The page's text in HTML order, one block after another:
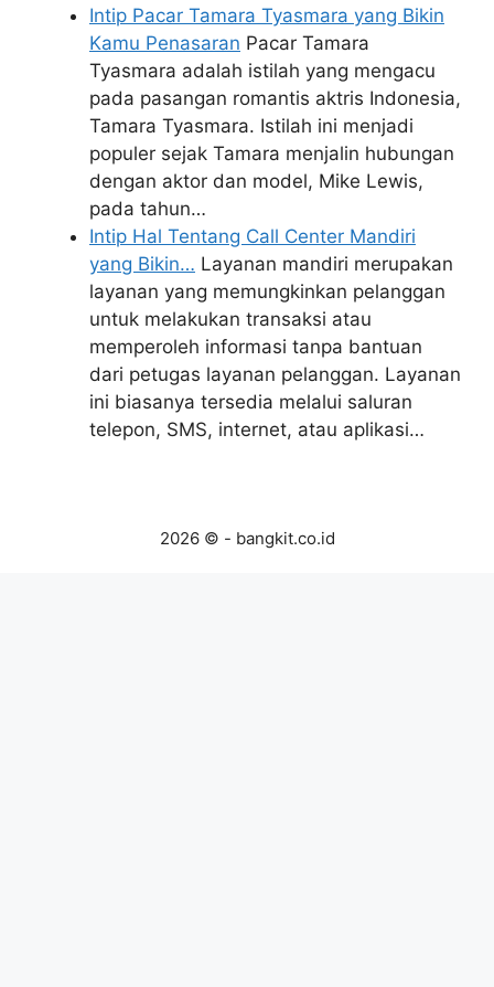
Intip Pacar Tamara Tyasmara yang Bikin
Kamu Penasaran Pacar Tamara
Tyasmara adalah istilah yang mengacu
pada pasangan romantis aktris Indonesia,
Tamara Tyasmara. Istilah ini menjadi
populer sejak Tamara menjalin hubungan
dengan aktor dan model, Mike Lewis,
pada tahun…
Intip Hal Tentang Call Center Mandiri
yang Bikin… Layanan mandiri merupakan
layanan yang memungkinkan pelanggan
untuk melakukan transaksi atau
memperoleh informasi tanpa bantuan
dari petugas layanan pelanggan. Layanan
ini biasanya tersedia melalui saluran
telepon, SMS, internet, atau aplikasi…
2026 © - bangkit.co.id